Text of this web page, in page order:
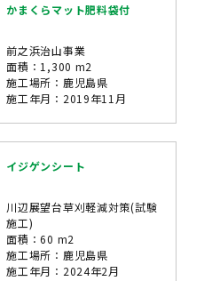
かまくらマット肥料袋付
前之浜治山事業
面積：1,300 m2
施工場所：鹿児島県
施工年月：2019年11月
イジゲンシート
川辺展望台草刈軽減対策(試験
施工)
面積：60 m2
施工場所：鹿児島県
施工年月：2024年2月